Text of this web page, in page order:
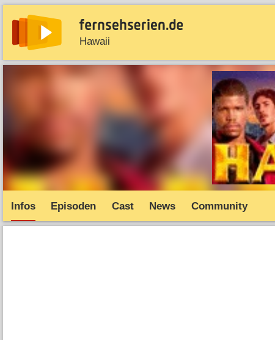
Hawaii
News Entdecken
Infos Episoden Cast News Community